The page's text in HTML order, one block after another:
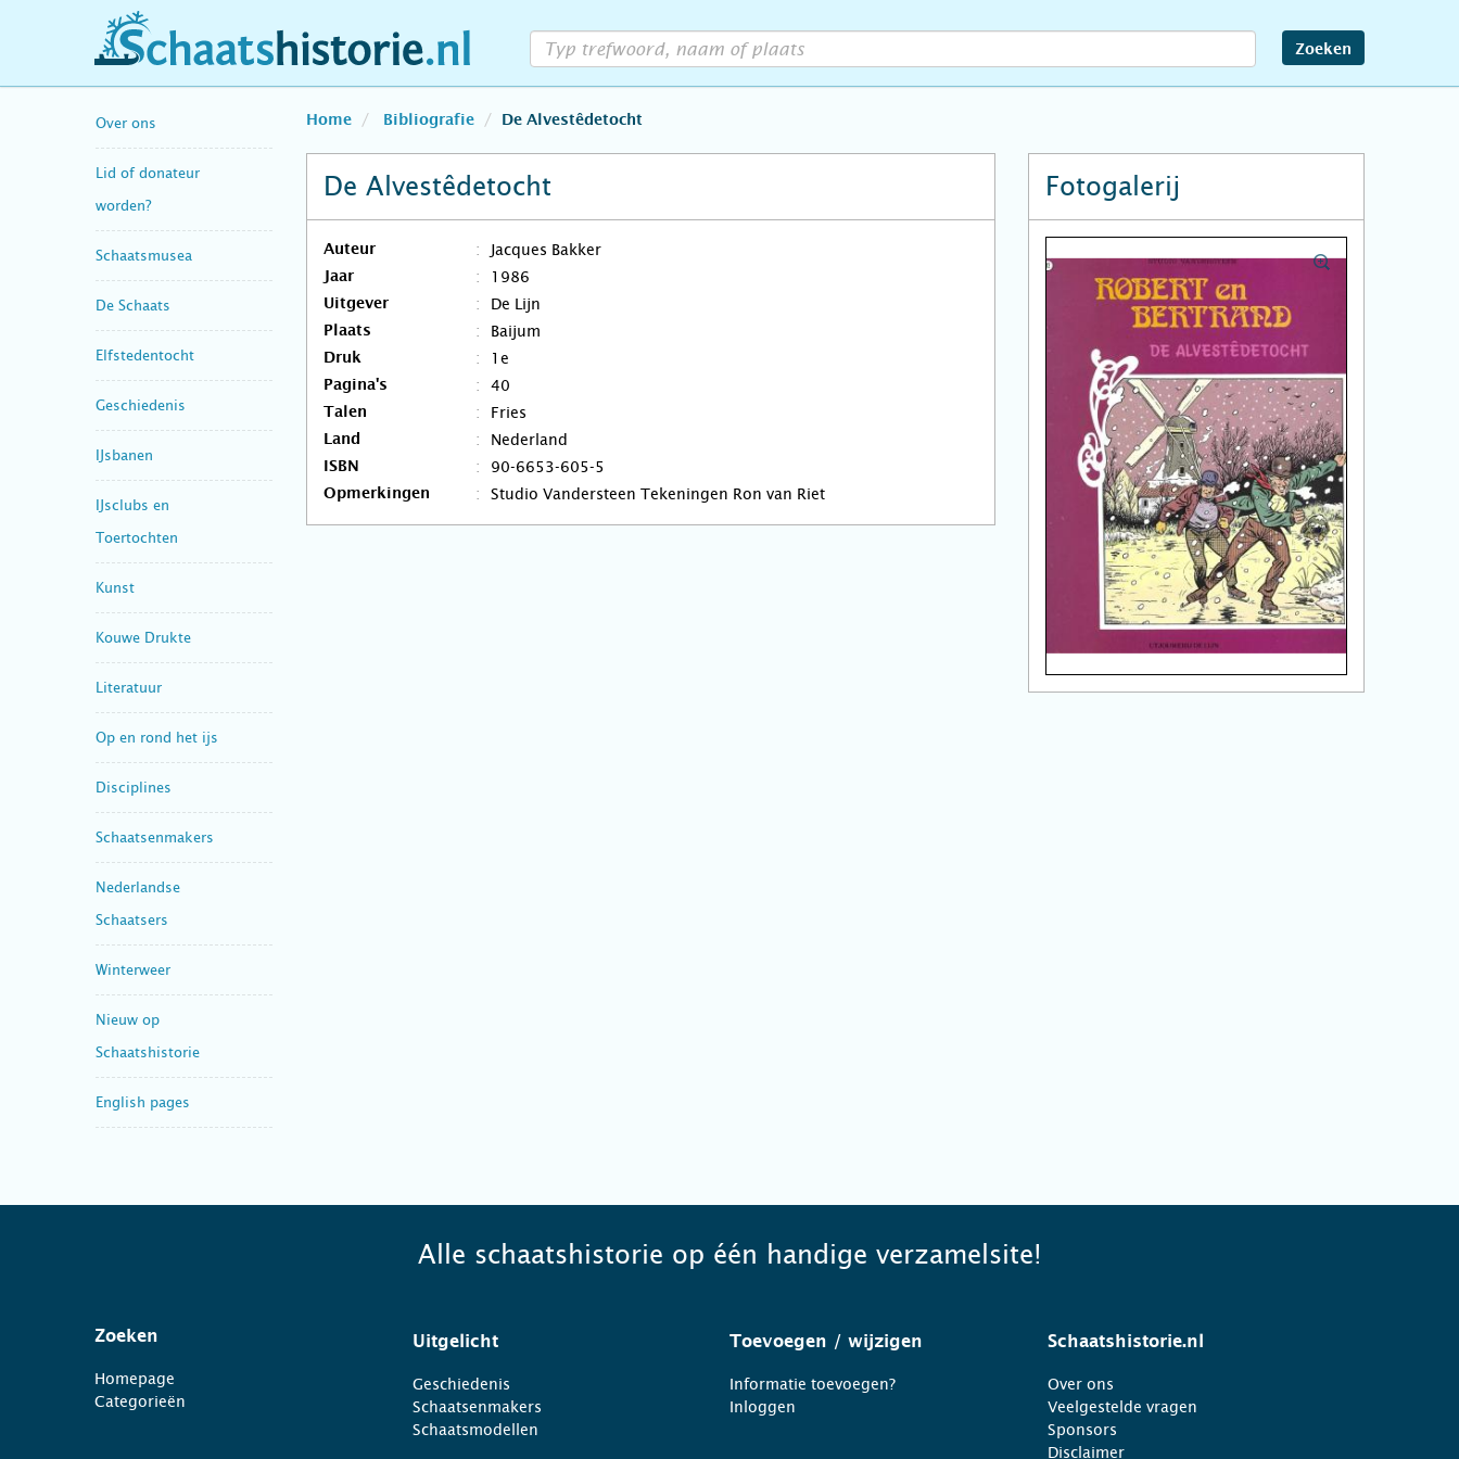
schaatshistorie.nl Zoeken
Over ons
Lid of donateur
worden?
Schaatsmusea
De Schaats
Elfstedentocht
Geschiedenis
IJsbanen
IJsclubs en
Toertochten
Kunst
Kouwe Drukte
Literatuur
Op en rond het ijs
Disciplines
Schaatsenmakers
Nederlandse
Schaatsers
Winterweer
Nieuw op
Schaatshistorie
English pages
Home Bibliografie De Alvestêdetocht
De Alvestêdetocht
Auteur Jacques Bakker
Jaar 1986
Uitgever De Lijn
Plaats Baijum
Druk 1e
Pagina's 40
Talen Fries
Land Nederland
ISBN 90-6653-605-5
Opmerkingen Studio Vandersteen Tekeningen Ron van Riet
Fotogalerij
Alle schaatshistorie op één handige verzamelsite!
Zoeken
Homepage
Categorieën
Uitgelicht
Geschiedenis
Schaatsenmakers
Schaatsmodellen
Toevoegen / wijzigen
Informatie toevoegen?
Inloggen
Schaatshistorie.nl
Over ons
Veelgestelde vragen
Sponsors
Disclaimer